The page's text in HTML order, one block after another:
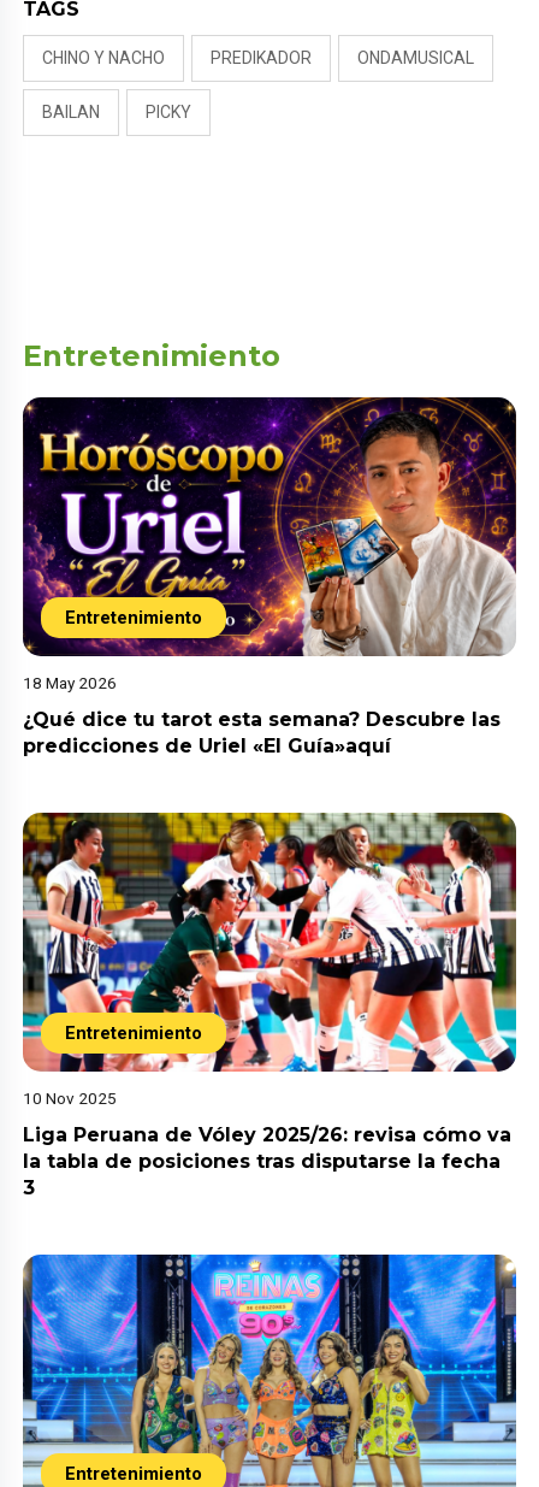
TAGS
CHINO Y NACHO PREDIKADOR ONDAMUSICAL
BAILAN PICKY
Entretenimiento
Entretenimiento
18 May 2026
¿Qué dice tu tarot esta semana? Descubre las
predicciones de Uriel «El Guía»aquí
Entretenimiento
10 Nov 2025
Liga Peruana de Vóley 2025/26: revisa cómo va
la tabla de posiciones tras disputarse la fecha
3
Entretenimiento